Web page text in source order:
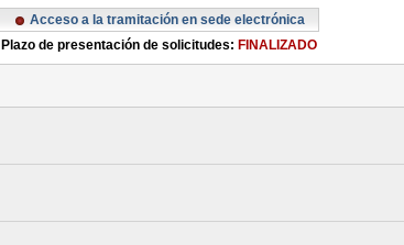
Acceso a la tramitación en sede electrónica
Plazo de presentación de solicitudes: FINALIZADO